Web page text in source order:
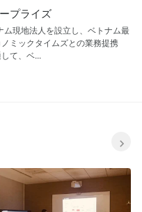
プライズ
現地法人を設立し、ベトナム最
ミックタイムズとの業務提携
て、ベ...